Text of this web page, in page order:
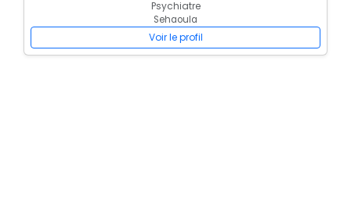
Psychiatre
Sehaoula
Voir le profil